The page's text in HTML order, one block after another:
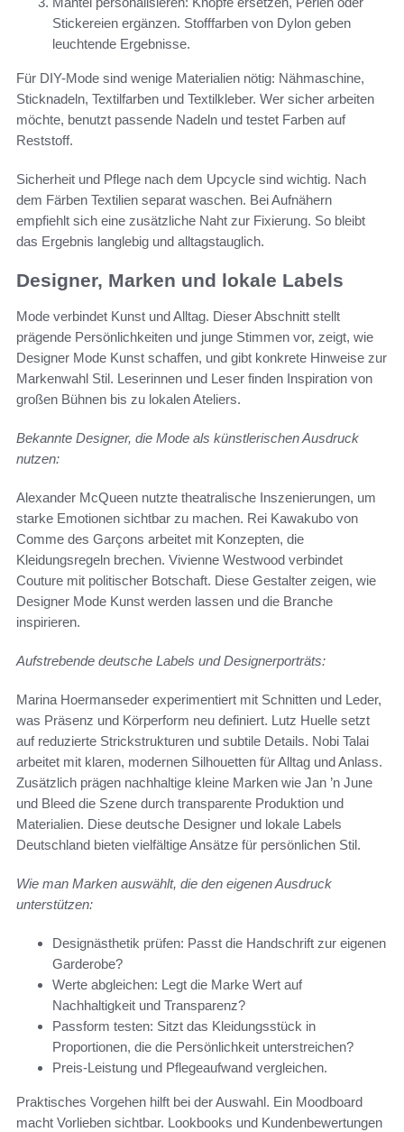
Stickereien ergänzen. Stofffarben von Dylon geben
leuchtende Ergebnisse.
Für DIY-Mode sind wenige Materialien nötig: Nähmaschine,
Sticknadeln, Textilfarben und Textilkleber. Wer sicher arbeiten
möchte, benutzt passende Nadeln und testet Farben auf
Reststoff.
Sicherheit und Pflege nach dem Upcycle sind wichtig. Nach
dem Färben Textilien separat waschen. Bei Aufnähern
empfiehlt sich eine zusätzliche Naht zur Fixierung. So bleibt
das Ergebnis langlebig und alltagstauglich.
Designer, Marken und lokale Labels
Mode verbindet Kunst und Alltag. Dieser Abschnitt stellt
prägende Persönlichkeiten und junge Stimmen vor, zeigt, wie
Designer Mode Kunst schaffen, und gibt konkrete Hinweise zur
Markenwahl Stil. Leserinnen und Leser finden Inspiration von
großen Bühnen bis zu lokalen Ateliers.
Bekannte Designer, die Mode als künstlerischen Ausdruck
nutzen:
Alexander McQueen nutzte theatralische Inszenierungen, um
starke Emotionen sichtbar zu machen. Rei Kawakubo von
Comme des Garçons arbeitet mit Konzepten, die
Kleidungsregeln brechen. Vivienne Westwood verbindet
Couture mit politischer Botschaft. Diese Gestalter zeigen, wie
Designer Mode Kunst werden lassen und die Branche
inspirieren.
Aufstrebende deutsche Labels und Designerporträts:
Marina Hoermanseder experimentiert mit Schnitten und Leder,
was Präsenz und Körperform neu definiert. Lutz Huelle setzt
auf reduzierte Strickstrukturen und subtile Details. Nobi Talai
arbeitet mit klaren, modernen Silhouetten für Alltag und Anlass.
Zusätzlich prägen nachhaltige kleine Marken wie Jan ’n June
und Bleed die Szene durch transparente Produktion und
Materialien. Diese deutsche Designer und lokale Labels
Deutschland bieten vielfältige Ansätze für persönlichen Stil.
Wie man Marken auswählt, die den eigenen Ausdruck
unterstützen:
Designästhetik prüfen: Passt die Handschrift zur eigenen
Garderobe?
Werte abgleichen: Legt die Marke Wert auf
Nachhaltigkeit und Transparenz?
Passform testen: Sitzt das Kleidungsstück in
Proportionen, die die Persönlichkeit unterstreichen?
Preis-Leistung und Pflegeaufwand vergleichen.
Praktisches Vorgehen hilft bei der Auswahl. Ein Moodboard
macht Vorlieben sichtbar. Lookbooks und Kundenbewertungen